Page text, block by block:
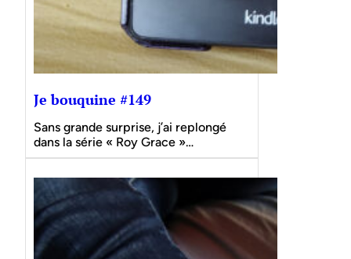
Je bouquine #149
Sans grande surprise, j’ai replongé
dans la série « Roy Grace »…